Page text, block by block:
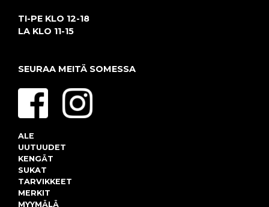
TI-PE KLO 12-18
LA KLO 11-15
SEURAA MEITÄ SOMESSA
ALE
UUTUUDET
KENGÄT
SUKAT
TARVIKKEET
MERKIT
MYYMÄLÄ